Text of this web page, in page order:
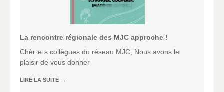
La rencontre régionale des MJC approche !
Chèr·e·s collègues du réseau MJC, Nous avons le
plaisir de vous donner
LIRE LA SUITE →